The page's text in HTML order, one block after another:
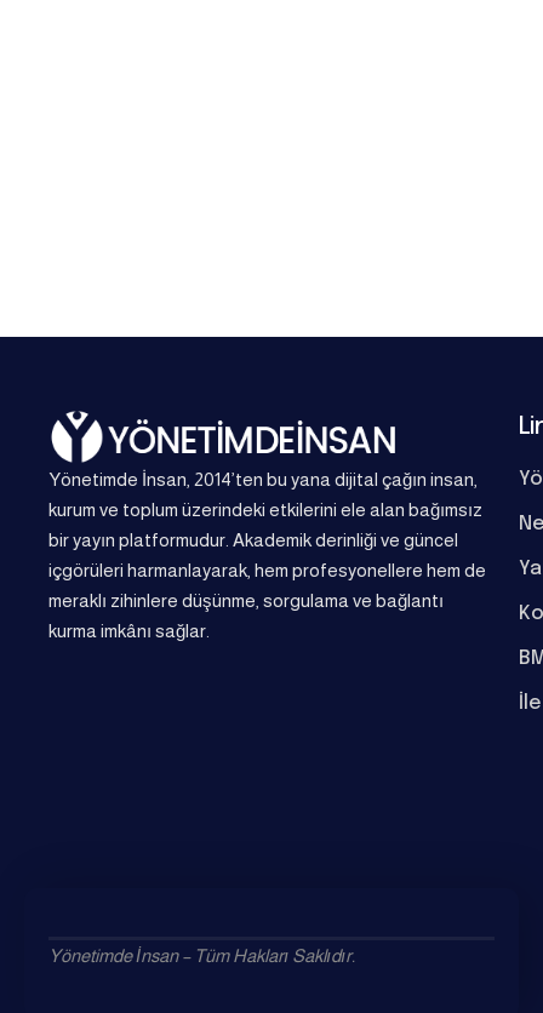
Yönetimde İnsan, 2014’ten bu yana dijital çağın insan,
kurum ve toplum üzerindeki etkilerini ele alan bağımsız
bir yayın platformudur. Akademik derinliği ve güncel
içgörüleri harmanlayarak, hem profesyonellere hem de
meraklı zihinlere düşünme, sorgulama ve bağlantı
kurma imkânı sağlar.
Yönetimde İnsan – Tüm Hakları Saklıdır.